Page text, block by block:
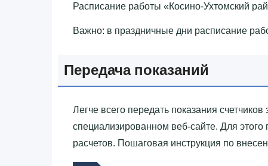
Расписание работы «‎Косино-Ухтомский
Важно: в праздничные дни расписание
Передача показаний
Легче всего передать показания
специализированном веб-сайте. Для
расчетов. Пошаговая инструкция по